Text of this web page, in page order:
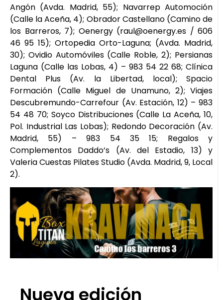
Angón (Avda. Madrid, 55); Navarrep Automoción
(Calle la Aceña, 4); Obrador Castellano (Camino de
los Barreros, 7); Oenergy (raul@oenergy.es / 606
46 95 15); Ortopedia Orto-Laguna; (Avda. Madrid,
30); Ovidio Automóviles (Calle Roble, 2); Persianas
Laguna (Calle las Lobas, 4) – 983 54 22 68; Clínica
Dental Plus (Av. la Libertad, local); Spacio
Formación (Calle Miguel de Unamuno, 2); Viajes
Descubremundo-Carrefour (Av. Estación, 12) – 983
54 48 70; Soyco Distribuciones (Calle La Aceña, 10,
Pol. Industrial Las Lobas); Redondo Decoración (Av.
Madrid, 55) – 983 54 35 15; Regalos y
Complementos Daddo’s (Av. del Estadio, 13) y
Valeria Cuestas Pilates Studio (Avda. Madrid, 9, Local
2).
Nueva edición